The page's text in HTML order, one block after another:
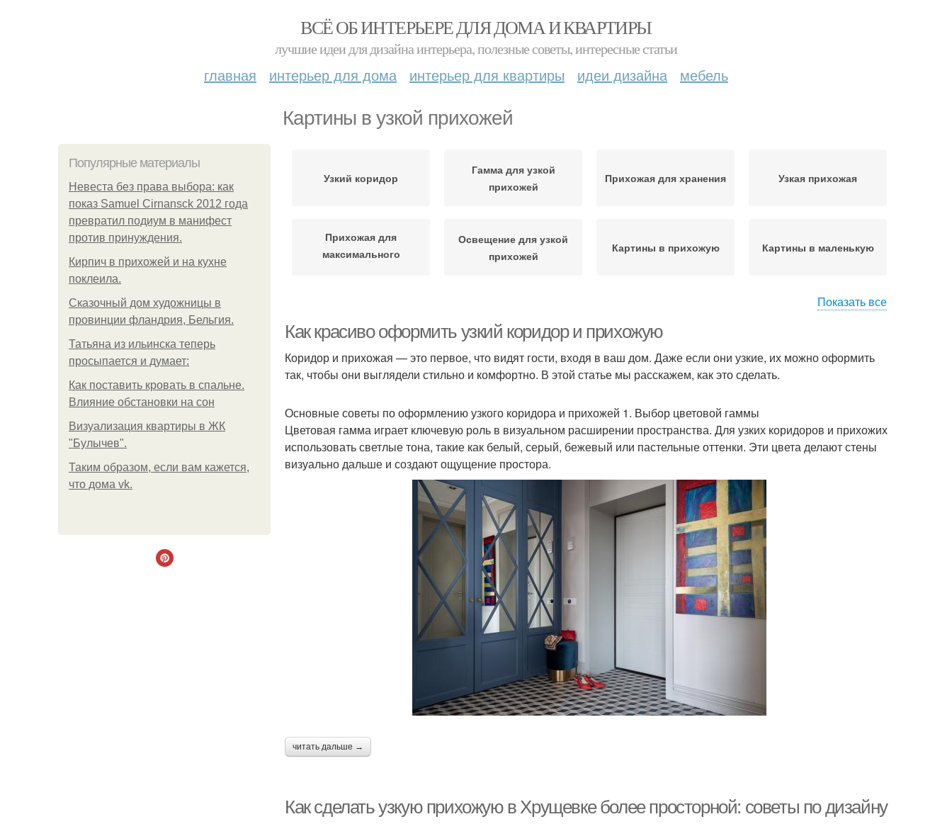
ВСЁ ОБ ИНТЕРЬЕРЕ ДЛЯ ДОМА И КВАРТИРЫ
лучшие идеи для дизайна интерьера, полезные советы, интересные статьи
главная интерьер для дома интерьер для квартиры идеи дизайна мебель
Картины в узкой прихожей
Популярные материалы
Невеста без права выбора: как
показ Samuel Cirnansck 2012 года
превратил подиум в манифест
против принуждения.
Кирпич в прихожей и на кухне
поклеила.
Сказочный дом художницы в
провинции фландрия, Бельгия.
Татьяна из ильинска теперь
просыпается и думает:
Как поставить кровать в спальне.
Влияние обстановки на сон
Визуализация квартиры в ЖК
"Булычев".
Таким образом, если вам кажется,
что дома vk.
Узкий коридор
Гамма для узкой
прихожей
Прихожая для хранения Узкая прихожая
Прихожая для
максимального
Освещение для узкой
прихожей
Картины в прихожую Картины в маленькую
прихожей
прихожей
Выключатели в
Мебель для узкой
Цветы для узкой
прихожей
Гамма для узкого
коридора
Освещение в узком
Мебель для узкого
Освещение для узкого
коридора
Фотографии в узком
коридоре
Показать все
Как красиво оформить узкий коридор и прихожую
Коридор и прихожая — это первое, что видят гости, входя в ваш дом. Даже если они узкие, их можно оформить
так, чтобы они выглядели стильно и комфортно. В этой статье мы расскажем, как это сделать.
Основные советы по оформлению узкого коридора и прихожей 1. Выбор цветовой гаммы
Цветовая гамма играет ключевую роль в визуальном расширении пространства. Для узких коридоров и прихожих
использовать светлые тона, такие как белый, серый, бежевый или пастельные оттенки. Эти цвета делают стены
визуально дальше и создают ощущение простора.
читать дальше →
Как сделать узкую прихожую в Хрущевке более просторной: советы по дизайну